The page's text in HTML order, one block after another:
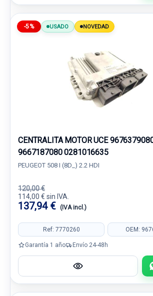
-5% USADO NOVEDAD
CENTRALITA MOTOR UCE
9667187080 0281016635
PEUGEOT 508 I (8D_) 2.2 HDI
120,00 €
114,00 € sin IVA.
137,94 € (IVA incl.)
Ref: 7770260 OEM:
Garantía 1 año Envío 24-48h